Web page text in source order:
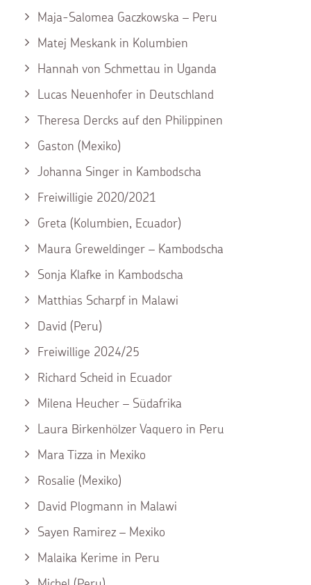
Maja-Salomea Gaczkowska – Peru
Matej Meskank in Kolumbien
Hannah von Schmettau in Uganda
Lucas Neuenhofer in Deutschland
Theresa Dercks auf den Philippinen
Gaston (Mexiko)
Johanna Singer in Kambodscha
Freiwilligie 2020/2021
Greta (Kolumbien, Ecuador)
Maura Greweldinger – Kambodscha
Sonja Klafke in Kambodscha
Matthias Scharpf in Malawi
David (Peru)
Freiwillige 2024/25
Richard Scheid in Ecuador
Milena Heucher – Südafrika
Laura Birkenhölzer Vaquero in Peru
Mara Tizza in Mexiko
Rosalie (Mexiko)
David Plogmann in Malawi
Sayen Ramirez – Mexiko
Malaika Kerime in Peru